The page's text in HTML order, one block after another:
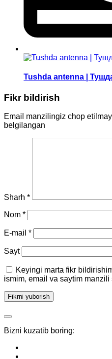
Tushda antenna |
Fikr bildirish
Email manzilingiz chop
belgilangan
Sharh *
Nom *
E-mail *
Sayt
Keyingi marta fikr
ismim, email va saytim manzili
Bizni kuzatib boring: